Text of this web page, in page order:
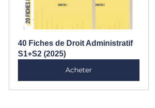
40 Fiches de Droit Administratif
S1+S2 (2025)
Acheter